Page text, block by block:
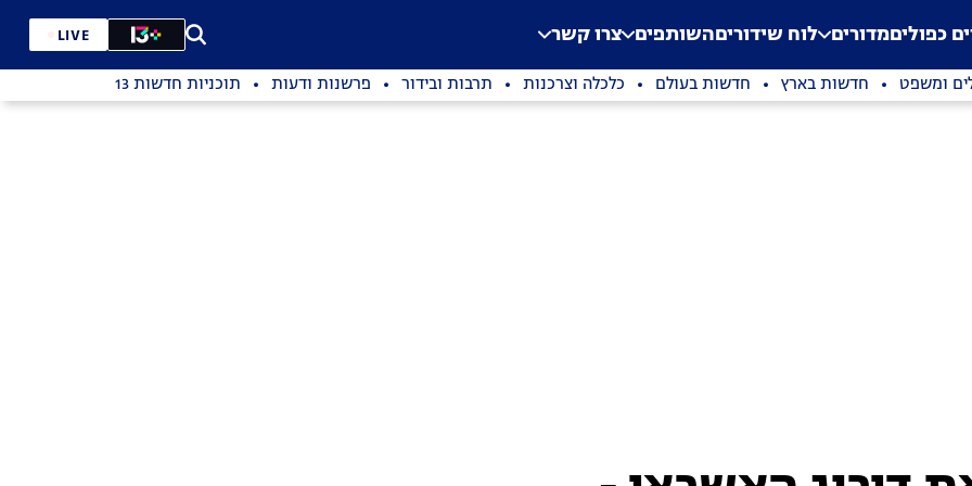
Application error: a
. כפוליםמדורים לוח שידוריםהשותפים צרו קשר LIVE
ומשפט חדשות בארץ חדשות בעולם כלכלה וצרכנות תרבות ובידור פרשנות ודעות תוכניות חדשות 13